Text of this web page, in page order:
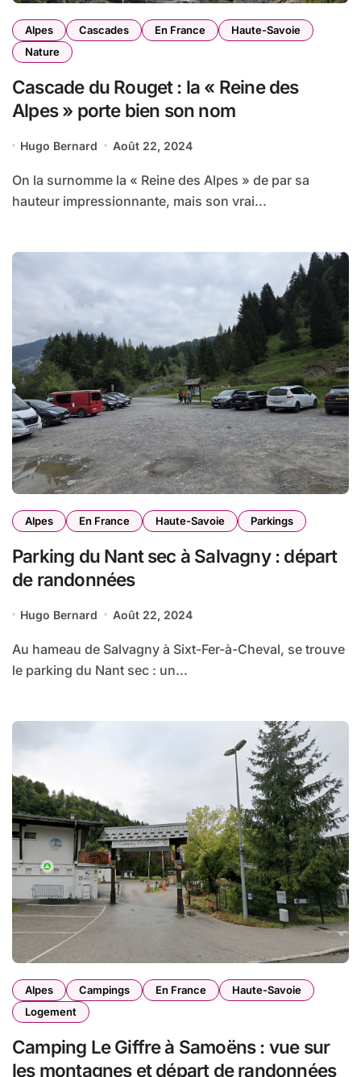
Alpes Cascades En France
Haute-Savoie
Nature
Cascade du Rouget : la « Reine des
Alpes » porte bien son nom
Hugo Bernard Août 22, 2024
On la surnomme la « Reine des Alpes » de par sa
hauteur impressionnante, mais son vrai...
Alpes En France Haute-Savoie Parkings
Parking du Nant sec à Salvagny : départ
de randonnées
Hugo Bernard Août 22, 2024
Au hameau de Salvagny à Sixt-Fer-à-Cheval, se trouve
le parking du Nant sec : un...
Alpes Campings En France
Haute-Savoie
Logement
Camping Le Giffre à Samoëns : vue sur
les montagnes et départ de randonnées